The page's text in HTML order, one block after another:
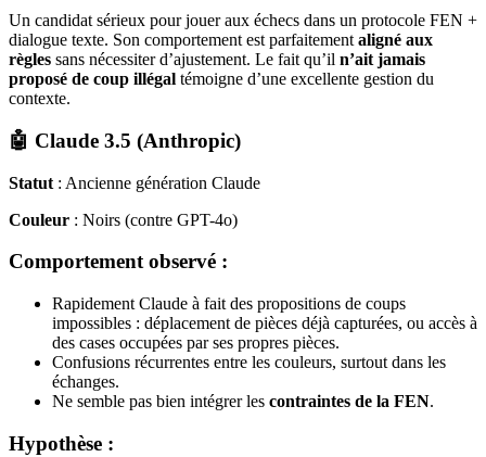
Un candidat sérieux pour jouer aux échecs dans un protocole FEN +
dialogue texte. Son comportement est parfaitement aligné aux
règles sans nécessiter d’ajustement. Le fait qu’il n’ait jamais
proposé de coup illégal témoigne d’une excellente gestion du
contexte.
🤖 Claude 3.5 (Anthropic)
Statut : Ancienne génération Claude
Couleur : Noirs (contre GPT-4o)
Comportement observé :
Rapidement Claude à fait des propositions de coups
impossibles : déplacement de pièces déjà capturées, ou accès à
des cases occupées par ses propres pièces.
Confusions récurrentes entre les couleurs, surtout dans les
échanges.
Ne semble pas bien intégrer les contraintes de la FEN.
Hypothèse :